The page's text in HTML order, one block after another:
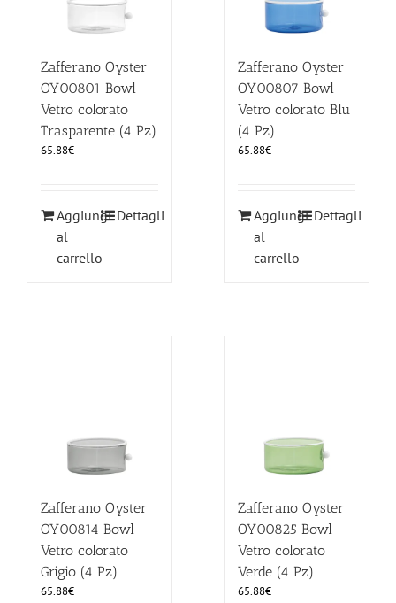
Zafferano Oyster
OY00801 Bowl
Vetro colorato
Trasparente (4 Pz)
65.88€
Aggiungi
al
carrello
Dettagli
Zafferano Oyster
OY00807 Bowl
Vetro colorato Blu
(4 Pz)
65.88€
Aggiungi
al
carrello
Dettagli
Zafferano Oyster
OY00814 Bowl
Vetro colorato
Grigio (4 Pz)
65.88€
Zafferano Oyster
OY00825 Bowl
Vetro colorato
Verde (4 Pz)
65.88€